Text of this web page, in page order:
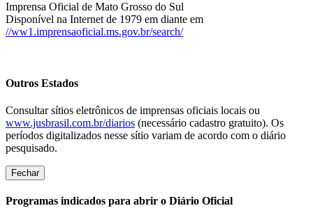
Imprensa Oficial de Mato Grosso do Sul
Disponível na Internet de 1979 em diante em
//ww1.imprensaoficial.ms.gov.br/search/
Outros Estados
Consultar sítios eletrônicos de imprensas oficiais locais ou
www.jusbrasil.com.br/diarios (necessário cadastro gratuito). Os
períodos digitalizados nesse sítio variam de acordo com o diário
pesquisado.
Fechar
Programas indicados para abrir o Diário Oficial